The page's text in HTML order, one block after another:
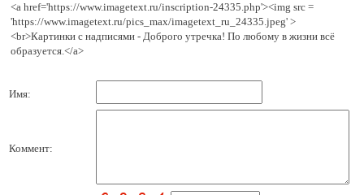
<a href='https://www.imagetext.ru/inscription-24335.php'><img src =
'https://www.imagetext.ru/pics_max/imagetext_ru_24335.jpeg' >
<br>Картинки с надписями - Доброго утречка! По любому в жизни всё
образуется.</a>
Имя:
Коммент: